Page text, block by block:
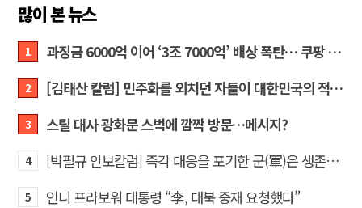
많이 본 뉴스
1 과징금 6000억 이어 ‘3조 7000억’ 배상 폭탄… 쿠팡 때리기에 한미 통상 ‘초비상’
2 [김태산 칼럼] 민주화를 외치던 자들이 대한민국의 적이고 간첩이었다
3 스틸 대사 광화문 스벅에 깜짝 방문…메시지?
4 [박필규 안보칼럼] 즉각 대응을 포기한 군(軍)은 생존할 수 없다
5 인니 프라보워 대통령 “李, 대북 중재 요청했다”